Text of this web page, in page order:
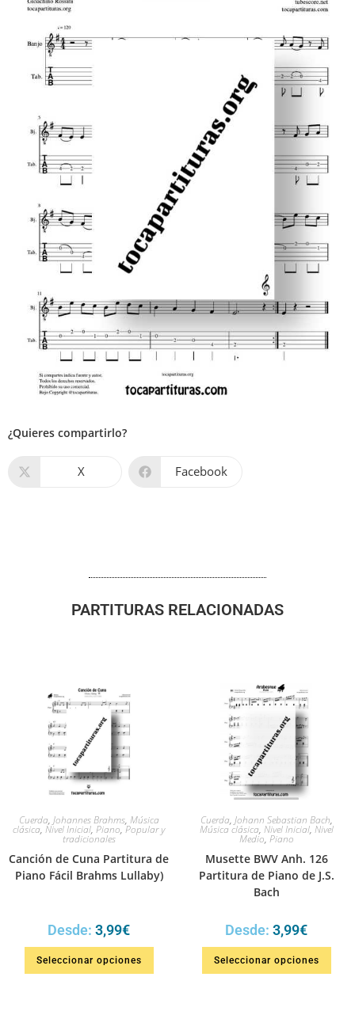
¿Quieres compartirlo?
X Facebook
PARTITURAS RELACIONADAS
Cuerda, Johannes Brahms, Música
clásica, Nivel Inicial, Piano,Popular y
tradicionales
Canción de Cuna Partitura de
Piano Fácil Brahms Lullaby)
Desde: 3,99€
Seleccionar opciones
Cuerda, Johann Sebastian Bach,
Música clásica, Nivel Inicial, Nivel
Medio, Piano
Musette BWV Anh. 126
Partitura de Piano de J.S.
Bach
Desde: 3,99€
Seleccionar opciones